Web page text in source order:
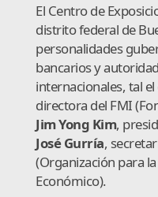
El Centro de
distrito federal de
personalidades
bancarios y
internacionales, tal el
directora del FMI
Jim Yong Kim,
José Gurría,
(Organización para
Económico).